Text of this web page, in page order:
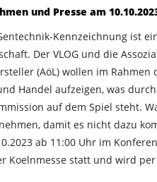
und Presse am
Kennzeichnung ist
Der VLOG und die
(AöL) wollen im Rahmen
Handel aufzeigen, was
auf dem Spiel steht.
damit es nicht dazu
ab 11:00 Uhr im
Koelnmesse statt und wird